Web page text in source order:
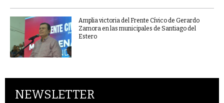
Amplia victoria del Frente Cívico de Gerardo
Zamora en las municipales de Santiago del
Estero
NEWSLETTER